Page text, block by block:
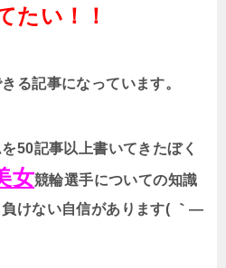
たい！！
る記事になっています。
50記事以上書いてきたぼく
女競輪選手についての知識
けない自信があります( ｀―